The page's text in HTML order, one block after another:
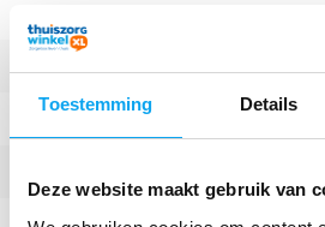
Toestemming Details
Deze website maakt gebruik van
Diepte zitting
Breedte toiletbril